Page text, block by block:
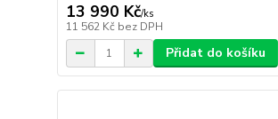
13 990 Kč/ks
11 562 Kč bez DPH
Přidat do košíku